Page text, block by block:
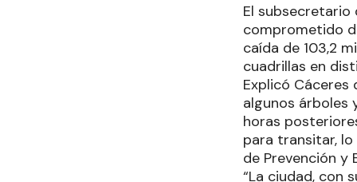
El subsecretario
comprometido
caída de 103,2
cuadrillas en
Explicó Cáceres
algunos árboles
horas
para transitar,
de Prevención y
“La ciudad, con